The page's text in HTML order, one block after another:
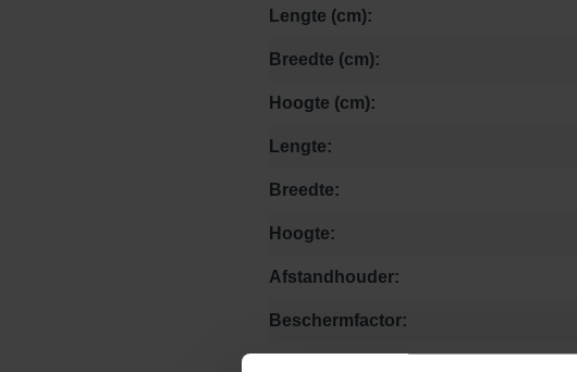
Lengte (cm):
Breedte (cm):
Hoogte (cm):
Lengte:
Breedte:
Hoogte:
Afstandhouder:
Beschermfactor: